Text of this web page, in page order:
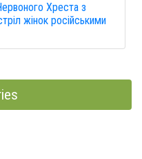
Хреста з
жінок російськими